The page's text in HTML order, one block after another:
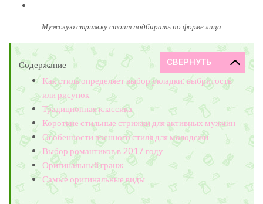
Мужскую стрижку стоит подбирать по форме лица
Содержание
Как стиль определяет выбор укладки: выбритость
или рисунок
Традиционная классика
Короткие стильные стрижки для активных мужчин
Особенности военного стиля для молодежи
Выбор романтиков в 2017 году
Оригинальный гранж
Самые оригинальные виды